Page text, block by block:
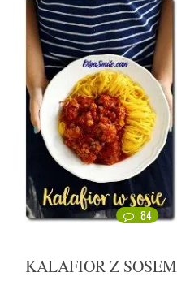
84
KALAFIOR Z SOSEM